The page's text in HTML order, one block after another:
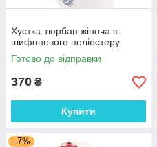
Хустка-тюрбан жіноча з
шифонового поліестеру
Готово до відправки
370 ₴
Купити
–7%